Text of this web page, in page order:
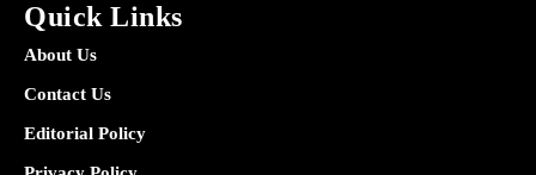
Quick Links
About Us
Contact Us
Editorial Policy